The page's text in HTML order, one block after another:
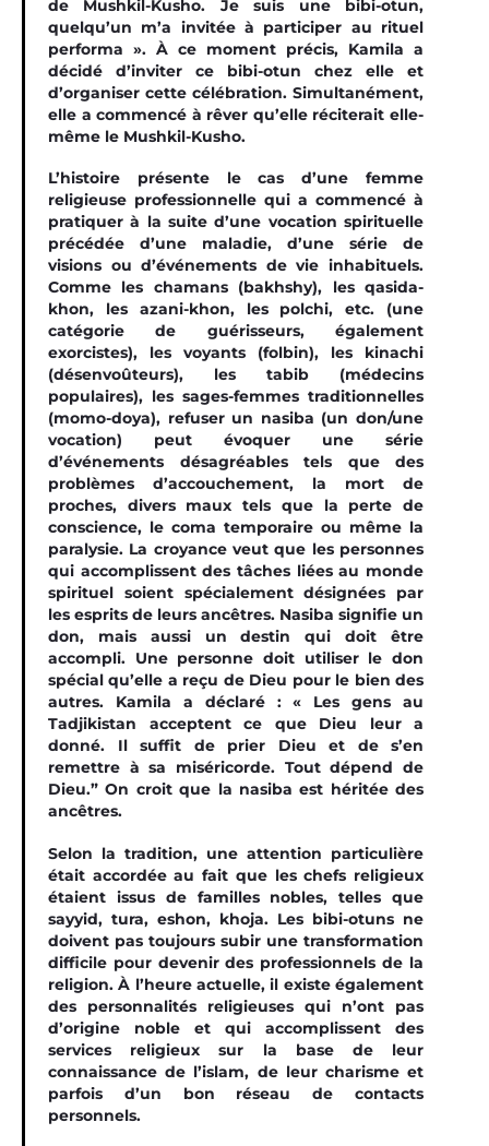
de Mushkil-Kusho. Je suis une bibi-otun,
quelqu’un m’a invitée à participer au rituel
performa ». À ce moment précis, Kamila a
décidé d’inviter ce bibi-otun chez elle et
d’organiser cette célébration. Simultanément,
elle a commencé à rêver qu’elle réciterait elle-
même le Mushkil-Kusho.
L’histoire présente le cas d’une femme
religieuse professionnelle qui a commencé à
pratiquer à la suite d’une vocation spirituelle
précédée d’une maladie, d’une série de
visions ou d’événements de vie inhabituels.
Comme les chamans (bakhshy), les qasida-
khon, les azani-khon, les polchi, etc. (une
catégorie de guérisseurs, également
exorcistes), les voyants (folbin), les kinachi
(désenvoûteurs), les tabib (médecins
populaires), les sages-femmes traditionnelles
(momo-doya), refuser un nasiba (un don/une
vocation) peut évoquer une série
d’événements désagréables tels que des
problèmes d’accouchement, la mort de
proches, divers maux tels que la perte de
conscience, le coma temporaire ou même la
paralysie. La croyance veut que les personnes
qui accomplissent des tâches liées au monde
spirituel soient spécialement désignées par
les esprits de leurs ancêtres. Nasiba signifie un
don, mais aussi un destin qui doit être
accompli. Une personne doit utiliser le don
spécial qu’elle a reçu de Dieu pour le bien des
autres. Kamila a déclaré : « Les gens au
Tadjikistan acceptent ce que Dieu leur a
donné. Il suffit de prier Dieu et de s’en
remettre à sa miséricorde. Tout dépend de
Dieu.” On croit que la nasiba est héritée des
ancêtres.
Selon la tradition, une attention particulière
était accordée au fait que les chefs religieux
étaient issus de familles nobles, telles que
sayyid, tura, eshon, khoja. Les bibi-otuns ne
doivent pas toujours subir une transformation
difficile pour devenir des professionnels de la
religion. À l’heure actuelle, il existe également
des personnalités religieuses qui n’ont pas
d’origine noble et qui accomplissent des
services religieux sur la base de leur
connaissance de l’islam, de leur charisme et
parfois d’un bon réseau de contacts
personnels.